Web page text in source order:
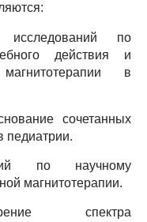
исследований по
действия и
в
сочетанных
педиатрии.
по научному
магнитотерапии.
спектра